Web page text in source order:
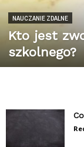
NAUCZANIE ZDALNE
Kto jest
szkolnego?